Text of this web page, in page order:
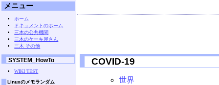
COVID-19
世界
メニュー
ホーム
ドキュメントのホーム
三木の公共機関
三木のケーキ屋さん
三木 その他
SYSTEM_HowTo
WIKI TEST
Linuxのメモランダム